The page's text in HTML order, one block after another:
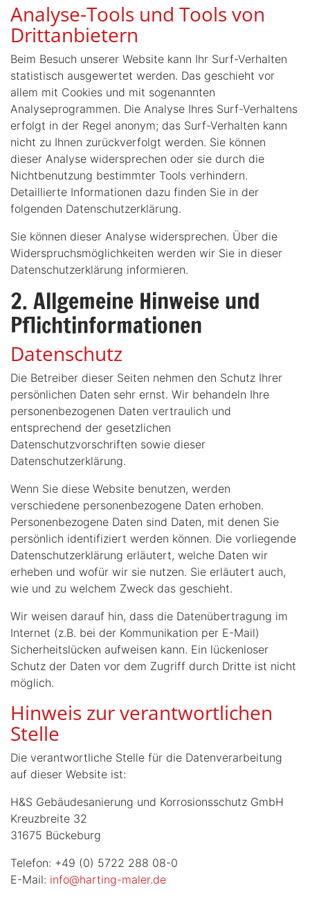
Analyse-Tools und Tools von
Drittanbietern
Beim Besuch unserer Website kann Ihr Surf-Verhalten
statistisch ausgewertet werden. Das geschieht vor
allem mit Cookies und mit sogenannten
Analyseprogrammen. Die Analyse Ihres Surf-Verhaltens
erfolgt in der Regel anonym; das Surf-Verhalten kann
nicht zu Ihnen zurückverfolgt werden. Sie können
dieser Analyse widersprechen oder sie durch die
Nichtbenutzung bestimmter Tools verhindern.
Detaillierte Informationen dazu finden Sie in der
folgenden Datenschutzerklärung.
Sie können dieser Analyse widersprechen. Über die
Widerspruchsmöglichkeiten werden wir Sie in dieser
Datenschutzerklärung informieren.
2. Allgemeine Hinweise und
Pflichtinformationen
Datenschutz
Die Betreiber dieser Seiten nehmen den Schutz Ihrer
persönlichen Daten sehr ernst. Wir behandeln Ihre
personenbezogenen Daten vertraulich und
entsprechend der gesetzlichen
Datenschutzvorschriften sowie dieser
Datenschutzerklärung.
Wenn Sie diese Website benutzen, werden
verschiedene personenbezogene Daten erhoben.
Personenbezogene Daten sind Daten, mit denen Sie
persönlich identifiziert werden können. Die vorliegende
Datenschutzerklärung erläutert, welche Daten wir
erheben und wofür wir sie nutzen. Sie erläutert auch,
wie und zu welchem Zweck das geschieht.
Wir weisen darauf hin, dass die Datenübertragung im
Internet (z.B. bei der Kommunikation per E-Mail)
Sicherheitslücken aufweisen kann. Ein lückenloser
Schutz der Daten vor dem Zugriff durch Dritte ist nicht
möglich.
Hinweis zur verantwortlichen
Stelle
Die verantwortliche Stelle für die Datenverarbeitung
auf dieser Website ist:
H&S Gebäudesanierung und Korrosionsschutz GmbH
Kreuzbreite 32
31675 Bückeburg
Telefon: +49 (0) 5722 288 08-0
E-Mail: info@harting-maler.de